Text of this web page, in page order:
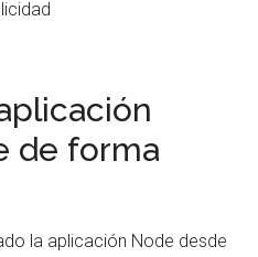
de forma
la aplicación Node desde